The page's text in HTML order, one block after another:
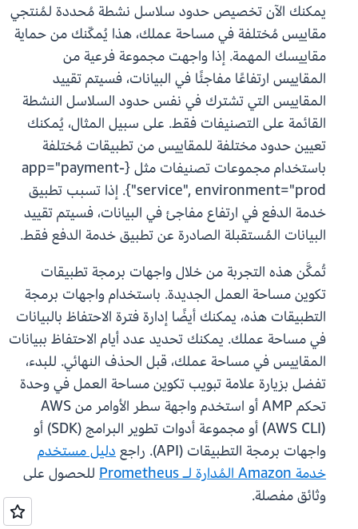
يمكنك الآن تخصيص حدود سلاسل نشطة مُحددة لمُنتجي
مقاييس مُختلفة في مساحة عملك، هذا يُمكّنك من حماية
مقاييسك المهمة. إذا واجهت مجموعة فرعية من
المقاييس ارتفاعًا مفاجئًا في البيانات، فسيتم تقييد
المقاييس التي تشترك في نفس حدود السلاسل النشطة
القائمة على التصنيفات فقط. على سبيل المثال، يُمكنك
تعيين حدود مختلفة للمقاييس من تطبيقات مُختلفة
باستخدام مجموعات تصنيفات مثل {app="payment-
service", environment="prod"}. إذا تسبب تطبيق
خدمة الدفع في ارتفاع مفاجئ في البيانات، فسيتم تقييد
البيانات المُستقبلة الصادرة عن تطبيق خدمة الدفع فقط.
تُمكَّن هذه التجربة من خلال واجهات برمجة تطبيقات
تكوين مساحة العمل الجديدة. باستخدام واجهات برمجة
التطبيقات هذه، يمكنك أيضًا إدارة فترة الاحتفاظ بالبيانات
في مساحة عملك. يمكنك تحديد عدد أيام الاحتفاظ ببيانات
المقاييس في مساحة عملك، قبل الحذف النهائي. للبدء،
تفضل بزيارة علامة تبويب تكوين مساحة العمل في وحدة
تحكم AMP أو استخدم واجهة سطر الأوامر من AWS
(AWS CLI) أو مجموعة أدوات تطوير البرامج (SDK) أو
واجهات برمجة التطبيقات (API). راجع
دليل مستخدم
خدمة Amazon المُدارة لـ Prometheus
للحصول على
وثائق مفصلة.